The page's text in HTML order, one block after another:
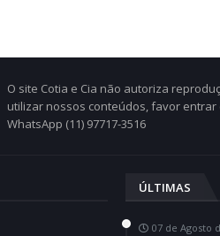
O site Cotia e Cia não autoriza
utilizar nossos conteúdos, favor
WhatsApp (11) 97717-3516
ÚLTIMAS
07 de Agosto